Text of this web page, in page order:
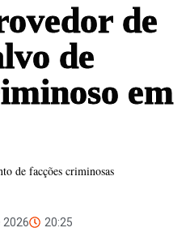
de
de
em
de facções criminosas
2026 20:25